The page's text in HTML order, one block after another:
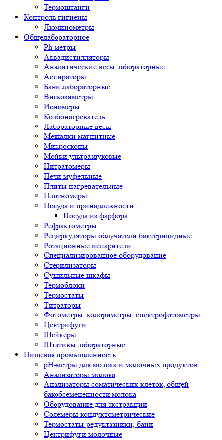
Термоштанги
Контроль гигиены
Люминометры
Общелабораторное
Ph-метры
Аквадистилляторы
Аналитические весы лабораторные
Аспираторы
Бани лабораторные
Вискозиметры
Иономеры
Колбонагреватель
Лабораторные весы
Мешалки магнитные
Микроскопы
Мойки ультразвуковые
Нитратомеры
Печи муфельные
Плиты нагревательные
Плотномеры
Посуда и принадлежности
Посуда из фарфора
Рефрактометры
Рециркуляторы облучатели бактерицидные
Ротационные испарители
Специализированное оборудование
Стерилизаторы
Сушильные шкафы
Термоблоки
Термостаты
Титраторы
Фотометры, колориметры, спектрофотометры
Центрифуги
Шейкеры
Штативы лабораторные
Пищевая промышленность
pH-метры для молока и молочных продуктов
Анализаторы молока
Анализаторы соматических клеток, общей
бакобсемененности молока
Оборудование для экстракции
Солемеры кондуктометрические
Термостаты-редуктазники, бани
Центрифуги молочные